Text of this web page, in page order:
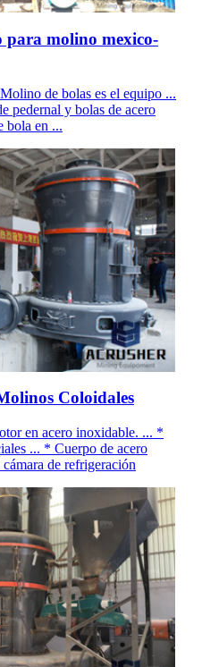
para molino mexico-
de bolas es el equipo ...
pedernal y bolas de acero
bola en ...
Coloidales
en acero inoxidable. ... *
... * Cuerpo de acero
de refrigeración